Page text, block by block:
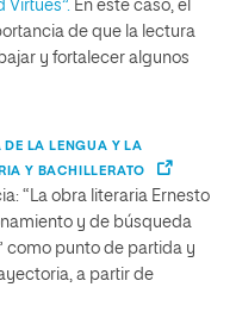
En este caso, el
de que la lectura
y fortalecer algunos
DE LA LENGUA Y LA
Y BACHILLERATO
“La obra literaria Ernesto
y de búsqueda
como punto de partida y
a partir de